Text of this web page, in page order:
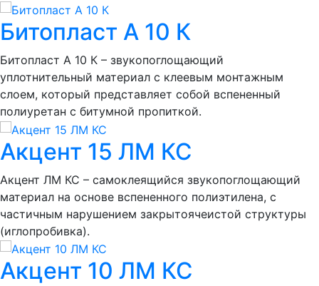
Битопласт А 10 К
Битопласт А 10 К – звукопоглощающий
уплотнительный материал с клеевым монтажным
слоем, который представляет собой вспененный
полиуретан с битумной пропиткой.
Акцент 15 ЛМ КС
Акцент ЛМ КС – самоклеящийся звукопоглощающий
материал на основе вспененного полиэтилена, с
частичным нарушением закрытоячеистой структуры
(иглопробивка).
Акцент 10 ЛМ КС